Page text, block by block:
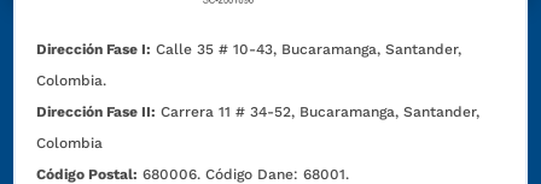
Dirección Fase I: Calle 35 # 10-43, Bucaramanga, Santander,
Colombia.
Dirección Fase II: Carrera 11 # 34-52, Bucaramanga, Santander,
Colombia
Código Postal: 680006. Código Dane: 68001.